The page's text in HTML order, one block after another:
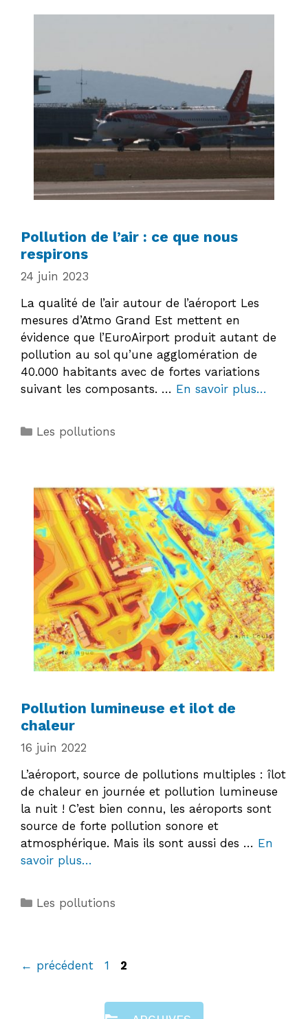
Pollution de l’air : ce que nous
respirons
24 juin 2023
La qualité de l’air autour de l’aéroport Les
mesures d’Atmo Grand Est mettent en
évidence que l’EuroAirport produit autant de
pollution au sol qu’une agglomération de
40.000 habitants avec de fortes variations
suivant les composants. … En savoir plus…
Catégories
Les pollutions
Pollution lumineuse et ilot de
chaleur
16 juin 2022
L’aéroport, source de pollutions multiples : îlot
de chaleur en journée et pollution lumineuse
la nuit ! C’est bien connu, les aéroports sont
source de forte pollution sonore et
atmosphérique. Mais ils sont aussi des … En
savoir plus…
Catégories
Les pollutions
← précédent Page
1 Page
2